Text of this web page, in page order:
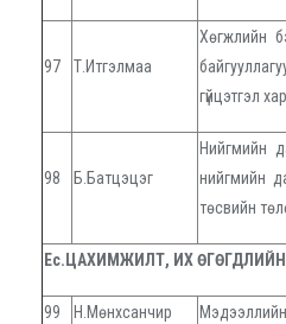
97 Т.Итгэлмаа
Хөгжлийн
гүйцэтгэл
98 Б.Батцэцэг
Нийгмийн
нийгмийн
төсвийн
Ес.ЦАХИМЖИЛТ, ИХ
99 Н.Мөнхсанчир